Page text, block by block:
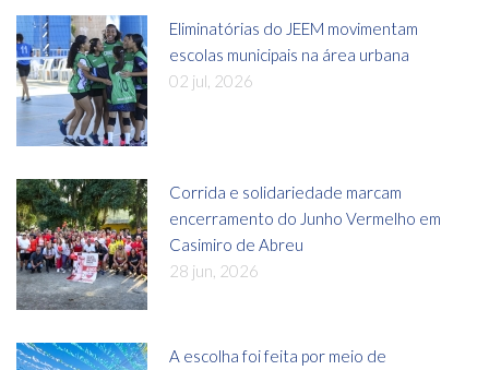
Eliminatórias do JEEM movimentam
escolas municipais na área urbana
02 jul, 2026
Corrida e solidariedade marcam
encerramento do Junho Vermelho em
Casimiro de Abreu
28 jun, 2026
A escolha foi feita por meio de